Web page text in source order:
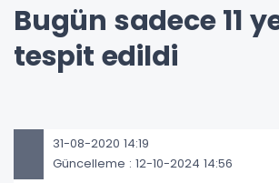
Bugün sadece 11
tespit edildi
31-08-2020 14:19
Güncelleme : 12-10-2024 14:56